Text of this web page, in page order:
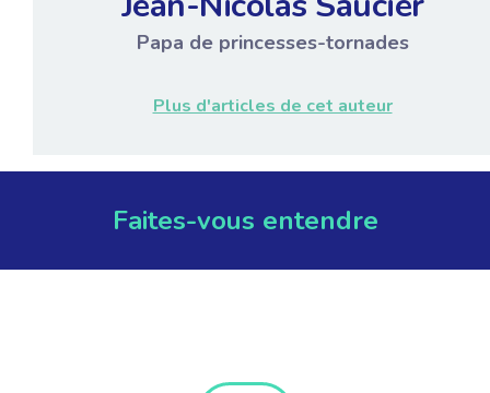
Papa de princesses-tornades
Plus d'articles de cet auteur
Faites-vous entendre